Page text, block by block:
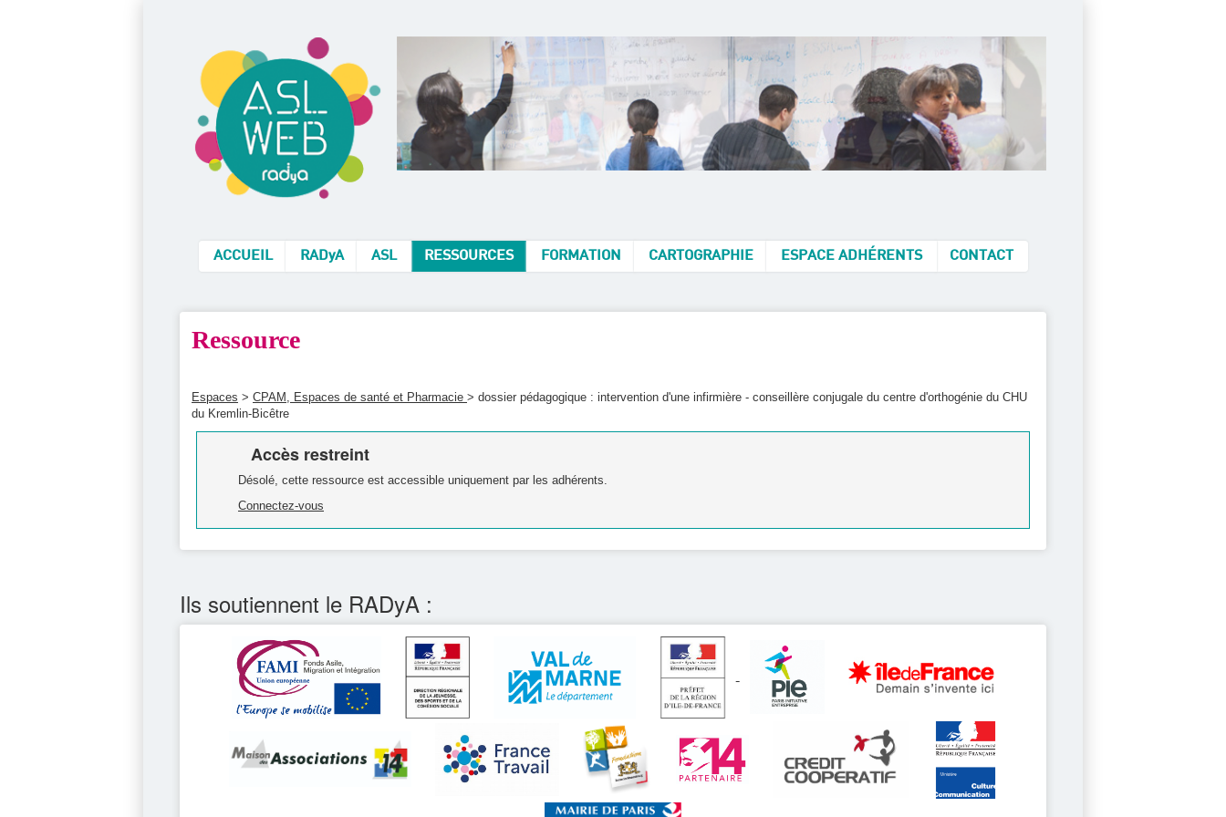
ACCUEIL RADyA ASL RESSOURCES FORMATION CARTOGRAPHIE ESPACE ADHÉRENTS CONTACT
Ressource
Espaces > CPAM, Espaces de santé et Pharmacie > dossier pédagogique : intervention d'une infirmière - conseillère conjugale du centre d'orthogénie du CHU
du Kremlin-Bicêtre
Accès restreint
Désolé, cette ressource est accessible uniquement par les adhérents.
Connectez-vous
Ils soutiennent le RADyA :